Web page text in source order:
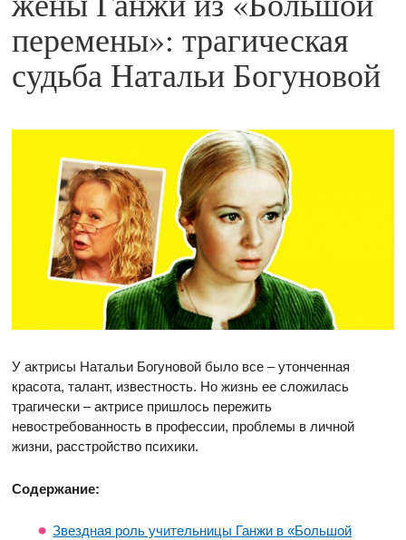
перемены»: трагическая
судьба Натальи Богуновой
У актрисы Натальи Богуновой было все – утонченная
красота, талант, известность. Но жизнь ее сложилась
трагически – актрисе пришлось пережить
невостребованность в профессии, проблемы в личной
жизни, расстройство психики.
Содержание:
Звездная роль учительницы Ганжи в «Большой